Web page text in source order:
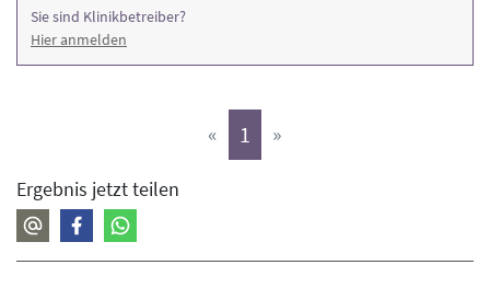
Sie sind Klinikbetreiber?
Hier anmelden
« 1 (aktiv)
»
Ergebnis jetzt teilen